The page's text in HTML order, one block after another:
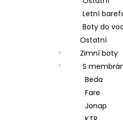
Letní
Boty do
Ostatní
Zimní boty
S
Beda
Fare
Jonap